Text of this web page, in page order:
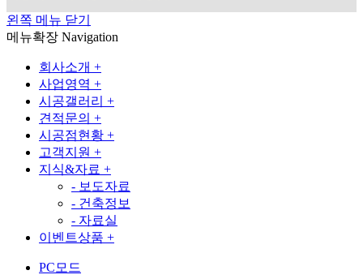
왼쪽 메뉴 닫기
메뉴확장 Navigation
회사소개 +
사업영역 +
시공갤러리 +
견적문의 +
시공점현황 +
고객지원 +
지식&자료 +
- 보도자료
- 건축정보
- 자료실
이벤트상품 +
PC모드